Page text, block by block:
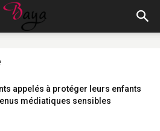
appelés à protéger leurs enfants
médiatiques sensibles